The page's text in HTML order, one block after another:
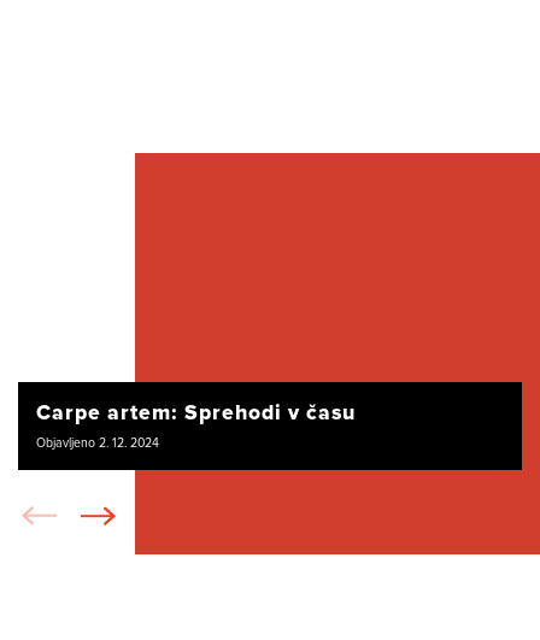
Carpe artem: Sprehodi v času
Objavljeno 2. 12. 2024